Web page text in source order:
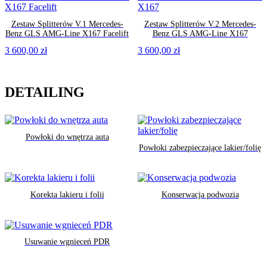
Zestaw Splitterów V.1 Mercedes-
Benz GLS AMG-Line X167 Facelift
3 600,00 zł
Zestaw Splitterów V.2 Mercedes-
Benz GLS AMG-Line X167
3 600,00 zł
DETAILING
Powłoki do wnętrza auta
Powłoki zabezpieczające lakier/folię
Korekta lakieru i folii Konserwacja podwozia
Usuwanie wgnieceń PDR